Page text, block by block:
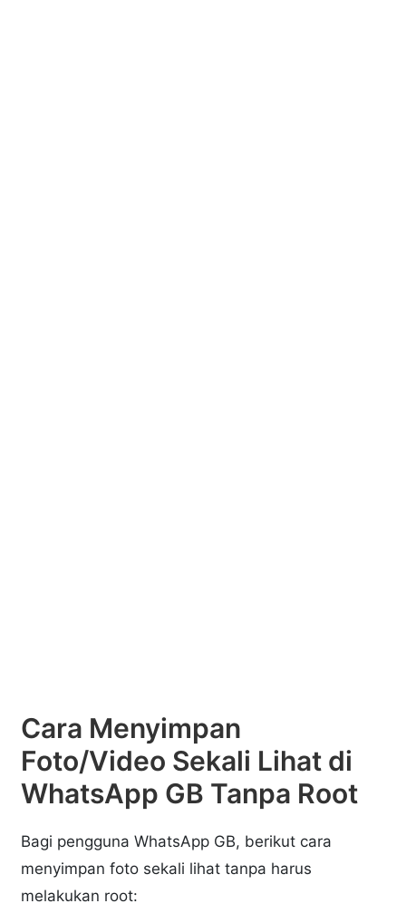
Cara Menyimpan
Foto/Video Sekali Lihat di
WhatsApp GB Tanpa Root
Bagi pengguna WhatsApp GB, berikut cara
menyimpan foto sekali lihat tanpa harus
melakukan root: